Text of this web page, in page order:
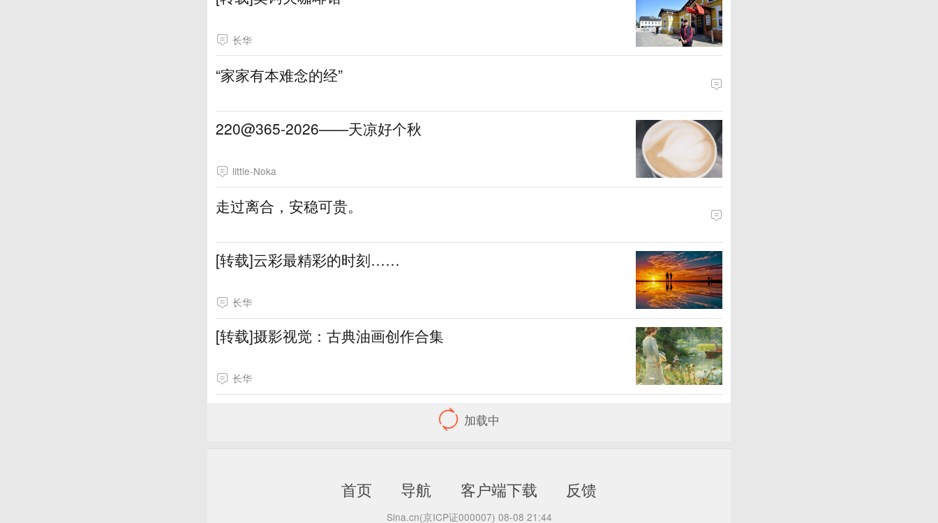
长华
“家家有本难念的经”
220@365-2026——天凉好个秋
little-Noka
走过离合，安稳可贵。
[转载]云彩最精彩的时刻……
长华
[转载]摄影视觉：古典油画创作合集
长华
[转载]摄影视觉：古典油画创作合集